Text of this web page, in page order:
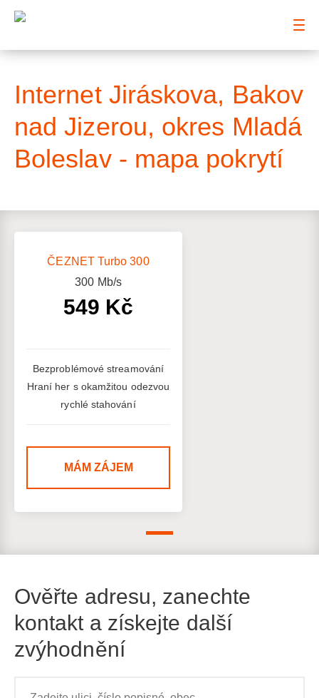
Internet Jiráskova, Bakov
nad Jizerou, okres Mladá
Boleslav - mapa pokrytí
ČEZNET Turbo 300
300 Mb/s
549 Kč
Bezproblémové streamování
Hraní her s okamžitou odezvou
rychlé stahování
MÁM ZÁJEM
Ověřte adresu, zanechte
kontakt a získejte další
zvýhodnění
: Mapa pokrytí ulice